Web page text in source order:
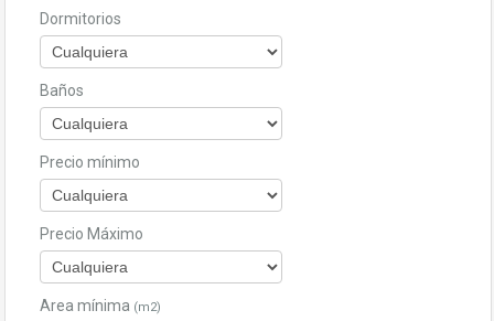
Dormitorios
Baños
Precio mínimo
Precio Máximo
Area mínima (m2)